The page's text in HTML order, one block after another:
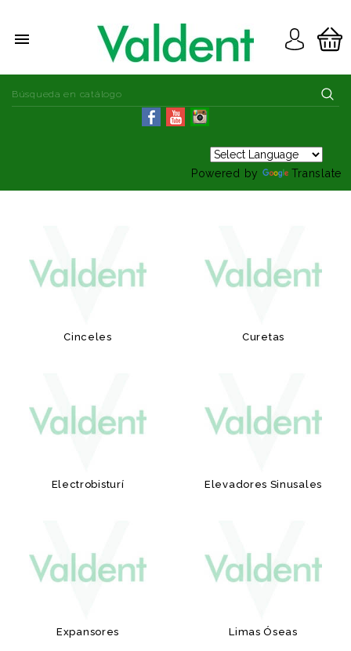

Powered by Translate
Cinceles Curetas
Electrobisturí Elevadores Sinusales
Expansores Limas Óseas